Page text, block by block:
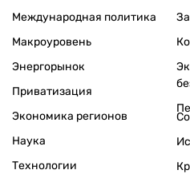
Международная политика
Макроуровень
Энергорынок
Приватизация
Экономика регионов
Наука
Технологии